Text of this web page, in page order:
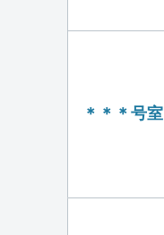
＊＊＊号室